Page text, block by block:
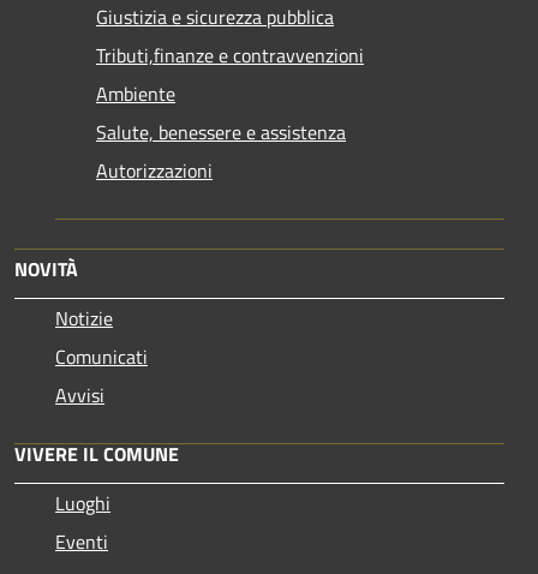
Giustizia e sicurezza pubblica
Tributi,finanze e contravvenzioni
Ambiente
Salute, benessere e assistenza
Autorizzazioni
NOVITÀ
Notizie
Comunicati
Avvisi
VIVERE IL COMUNE
Luoghi
Eventi